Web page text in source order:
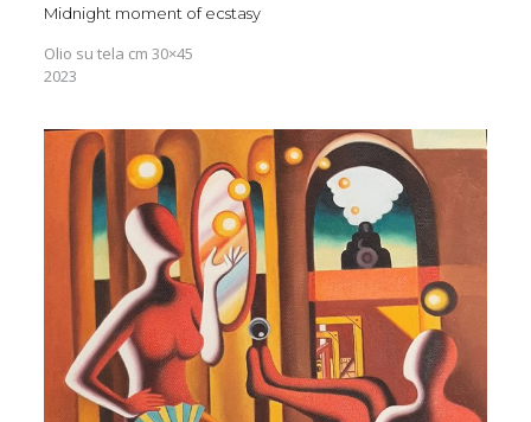
Midnight moment of ecstasy
Olio su tela cm 30×45
2023